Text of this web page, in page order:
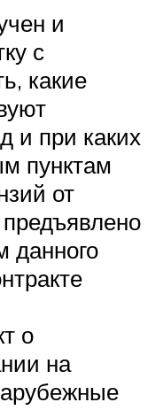
и
с
какие
и при каких
пунктам
от
предъявлено
данного
о
на